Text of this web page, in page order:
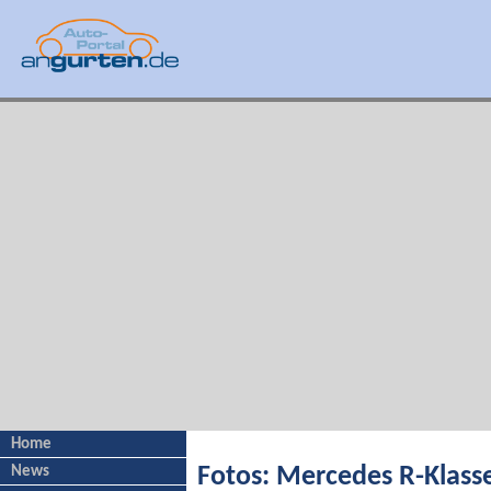
Home
News
Fotos: Mercedes R-